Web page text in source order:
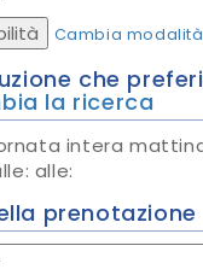
Cambia
che
la ricerca
intera
alle:
prenotazione